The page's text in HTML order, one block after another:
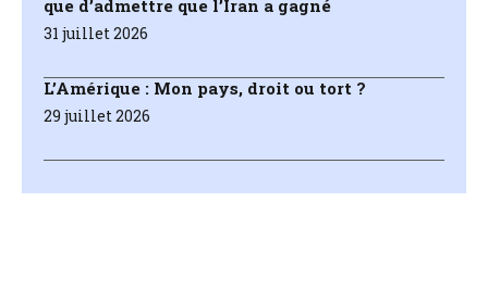
que d’admettre que l’Iran a gagné
31 juillet 2026
L’Amérique : Mon pays, droit ou tort ?
29 juillet 2026